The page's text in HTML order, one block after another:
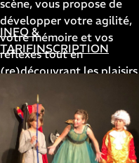
scène, vous propose de
développer votre agilité,
votre mémoire et vos
réflexes tout en
(re)découvrant les plaisirs
exercices, du travail de
scènes plutôt
contemporaines et de
l’écriture de plateau, puis la
INFO &
TARIFINSCRIPTION